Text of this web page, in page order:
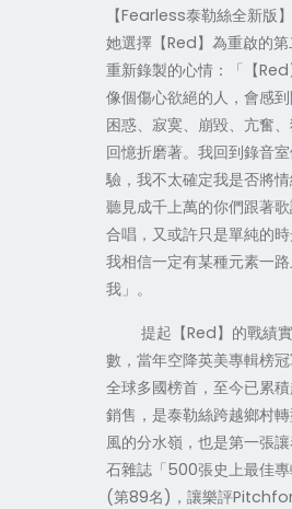
【Fearless泰勒絲全新版
她選擇【Red】為重啟的
重新錄製的心情：「【Red
像個傷心欲絕的人，會感到
困惑、寂寞、崩毀、亢奮
回憶折磨著。我回到錄音
驗，我不太確定我是否將情
聽見成千上萬的你們跟著
合唱，又或許只是單純的
我相信一定有某種元素一
我」。
提起【Red】的戰績
數，當年空降英美專輯榜
全球多國榜首，至今已累
銷售，是泰勒絲跨越鄉村
風的分水嶺，也是第一張
石雜誌「500張史上最佳
(第89名) ，讓樂評